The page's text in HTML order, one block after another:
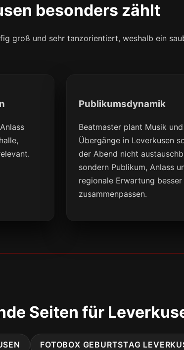
besonders zählt
groß und sehr tanzorientiert, weshalb ein
Publikumsdynamik
Beatmaster plant Musik und
Übergänge in Leverkusen
der Abend nicht
sondern Publikum, Anlass
regionale Erwartung besser
zusammenpassen.
Seiten für
FOTOBOX GEBURTSTAG